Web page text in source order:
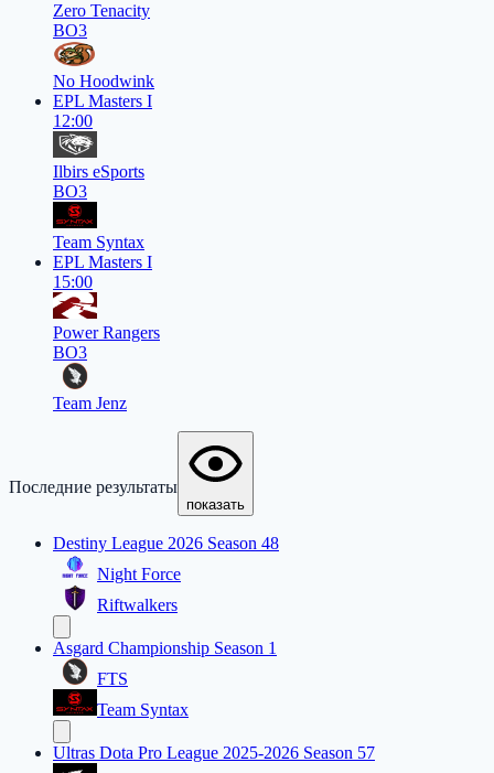
Zero Tenacity
BO3
No Hoodwink
EPL Masters I
12:00
Ilbirs eSports
BO3
Team Syntax
EPL Masters I
15:00
Power Rangers
BO3
Team Jenz
Последние результаты
показать
Destiny League 2026 Season 48
Night Force
Riftwalkers
Asgard Championship Season 1
FTS
Team Syntax
Ultras Dota Pro League 2025-2026 Season 57